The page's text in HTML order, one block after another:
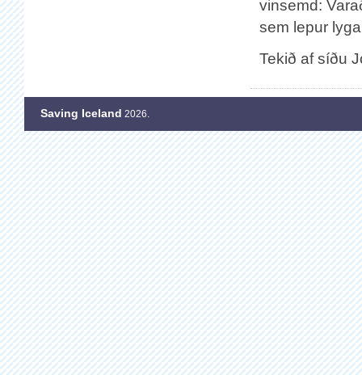
vinsemd:
sem lepur
Tekið af síðu
Saving Iceland 2026.